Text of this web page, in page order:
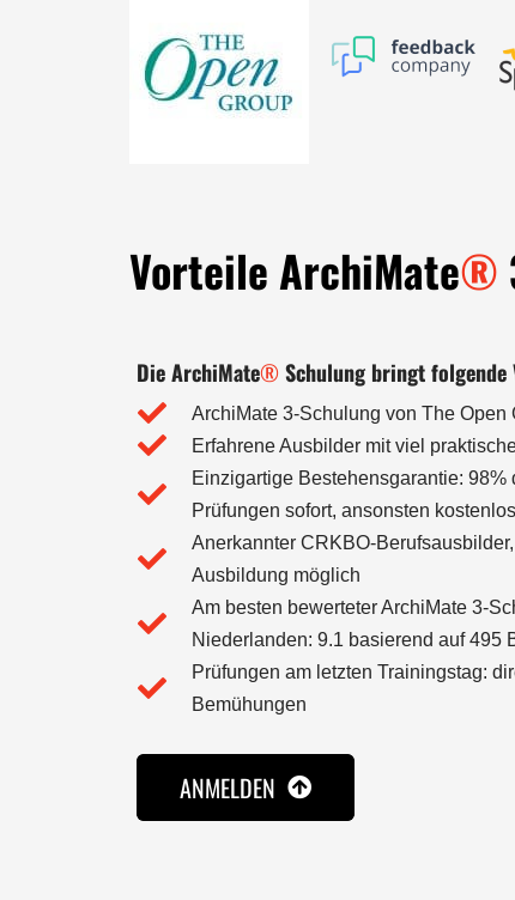
Vorteile ArchiMate®
Die ArchiMate®Schulung bringt folgende
ArchiMate 3-Schulung von The Open
Erfahrene Ausbilder mit viel
Einzigartige Bestehensgarantie: 98%
Prüfungen sofort, ansonsten
Anerkannter CRKBO-
Ausbildung möglich
Am besten bewerteter ArchiMate 3-
Niederlanden: 9.1 basierend auf 495
Prüfungen am letzten Trainingstag:
Bemühungen
ANMELDEN